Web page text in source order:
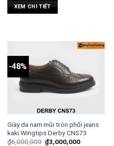
XEM CHI TIẾT
-48%
Giày da nam mũi tròn phối jeans
kaki Wingtips Derby CNS73
₫6,000,000 ₫3,000,000